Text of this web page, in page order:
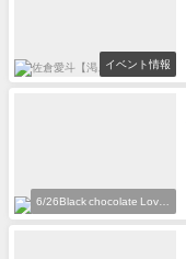
イベント情報
6/26Black chocolate Love